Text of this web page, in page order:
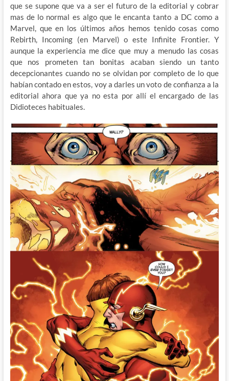
que se supone que va a ser el futuro de la editorial y cobrar
mas de lo normal es algo que le encanta tanto a DC como a
Marvel, que en los últimos años hemos tenido cosas como
Rebirth, Incoming (en Marvel) o este Infinite Frontier. Y
aunque la experiencia me dice que muy a menudo las cosas
que nos prometen tan bonitas acaban siendo un tanto
decepcionantes cuando no se olvidan por completo de lo que
habían contado en estos, voy a darles un voto de confianza a la
editorial ahora que ya no esta por allí el encargado de las
Didioteces habituales.